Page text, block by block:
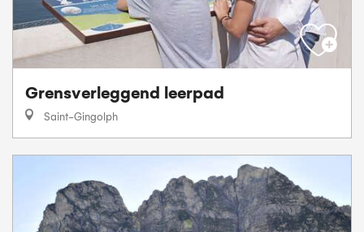
Grensverleggend leerpad
Saint-Gingolph